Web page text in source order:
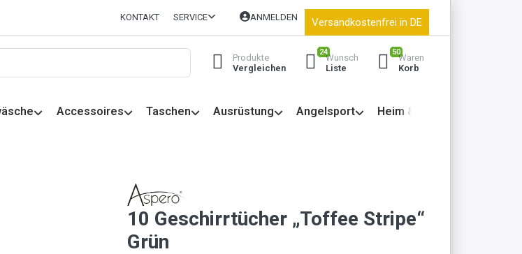
KONTAKT SERVICE ANMELDEN Versandkostenfrei in DE
Produkte
Vergleichen
24
Wunsch
Liste
50
Waren
Korb
Accessoires Taschen Ausrüstung Angelsport Heim & Garten
10 Geschirrtücher „Toffee Stripe“
Grün